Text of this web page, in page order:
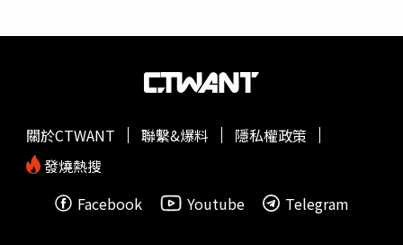
關於CTWANT 聯繫&爆料
隱私權政策
發燒熱搜
Facebook
Youtube Telegram